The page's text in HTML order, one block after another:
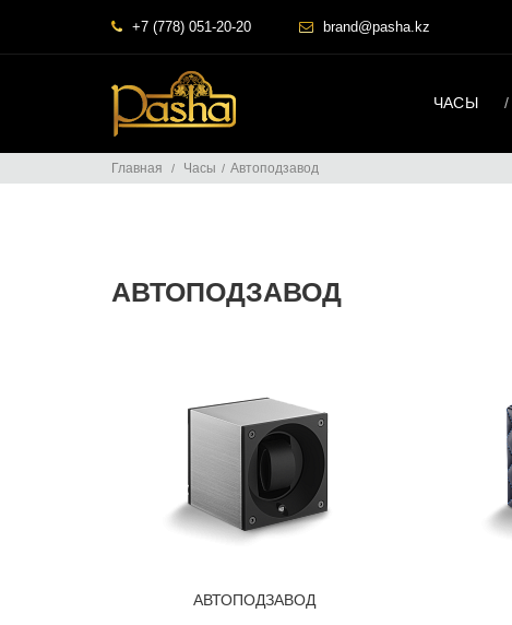
+7 (778) 051-20-20 brand@pasha.kz
ЧАСЫ
Главная Часы Автоподзавод
АВТОПОДЗАВОД
АВТОПОДЗАВОД